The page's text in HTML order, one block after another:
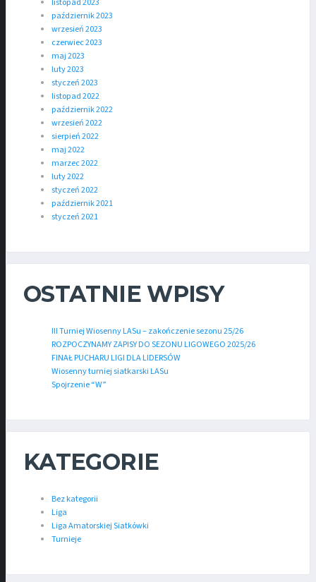
listopad 2023
październik 2023
wrzesień 2023
czerwiec 2023
maj 2023
luty 2023
styczeń 2023
listopad 2022
październik 2022
wrzesień 2022
sierpień 2022
maj 2022
marzec 2022
luty 2022
styczeń 2022
październik 2021
styczeń 2021
OSTATNIE WPISY
III Turniej Wiosenny LASu – zakończenie sezonu 25/26
ROZPOCZYNAMY ZAPISY DO SEZONU LIGOWEGO 2025/26
FINAŁ PUCHARU LIGI DLA LIDERSÓW
Wiosenny turniej siatkarski LASu
Spojrzenie “W”
KATEGORIE
Bez kategorii
Liga
Liga Amatorskiej Siatkówki
Turnieje